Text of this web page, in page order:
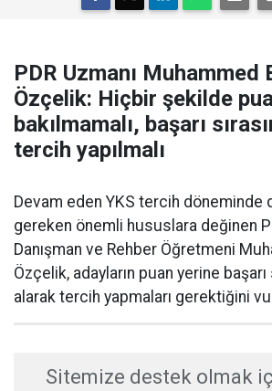
PDR Uzmanı Muhammed
Özçelik: Hiçbir şekilde
bakılmamalı, başarı
tercih yapılmalı
Devam eden YKS tercih döneminde
gereken önemli hususlara değinen
Danışman ve Rehber Öğretmeni
Özçelik, adayların puan yerine başarı
alarak tercih yapmaları gerektiğini
Sitemize destek olmak